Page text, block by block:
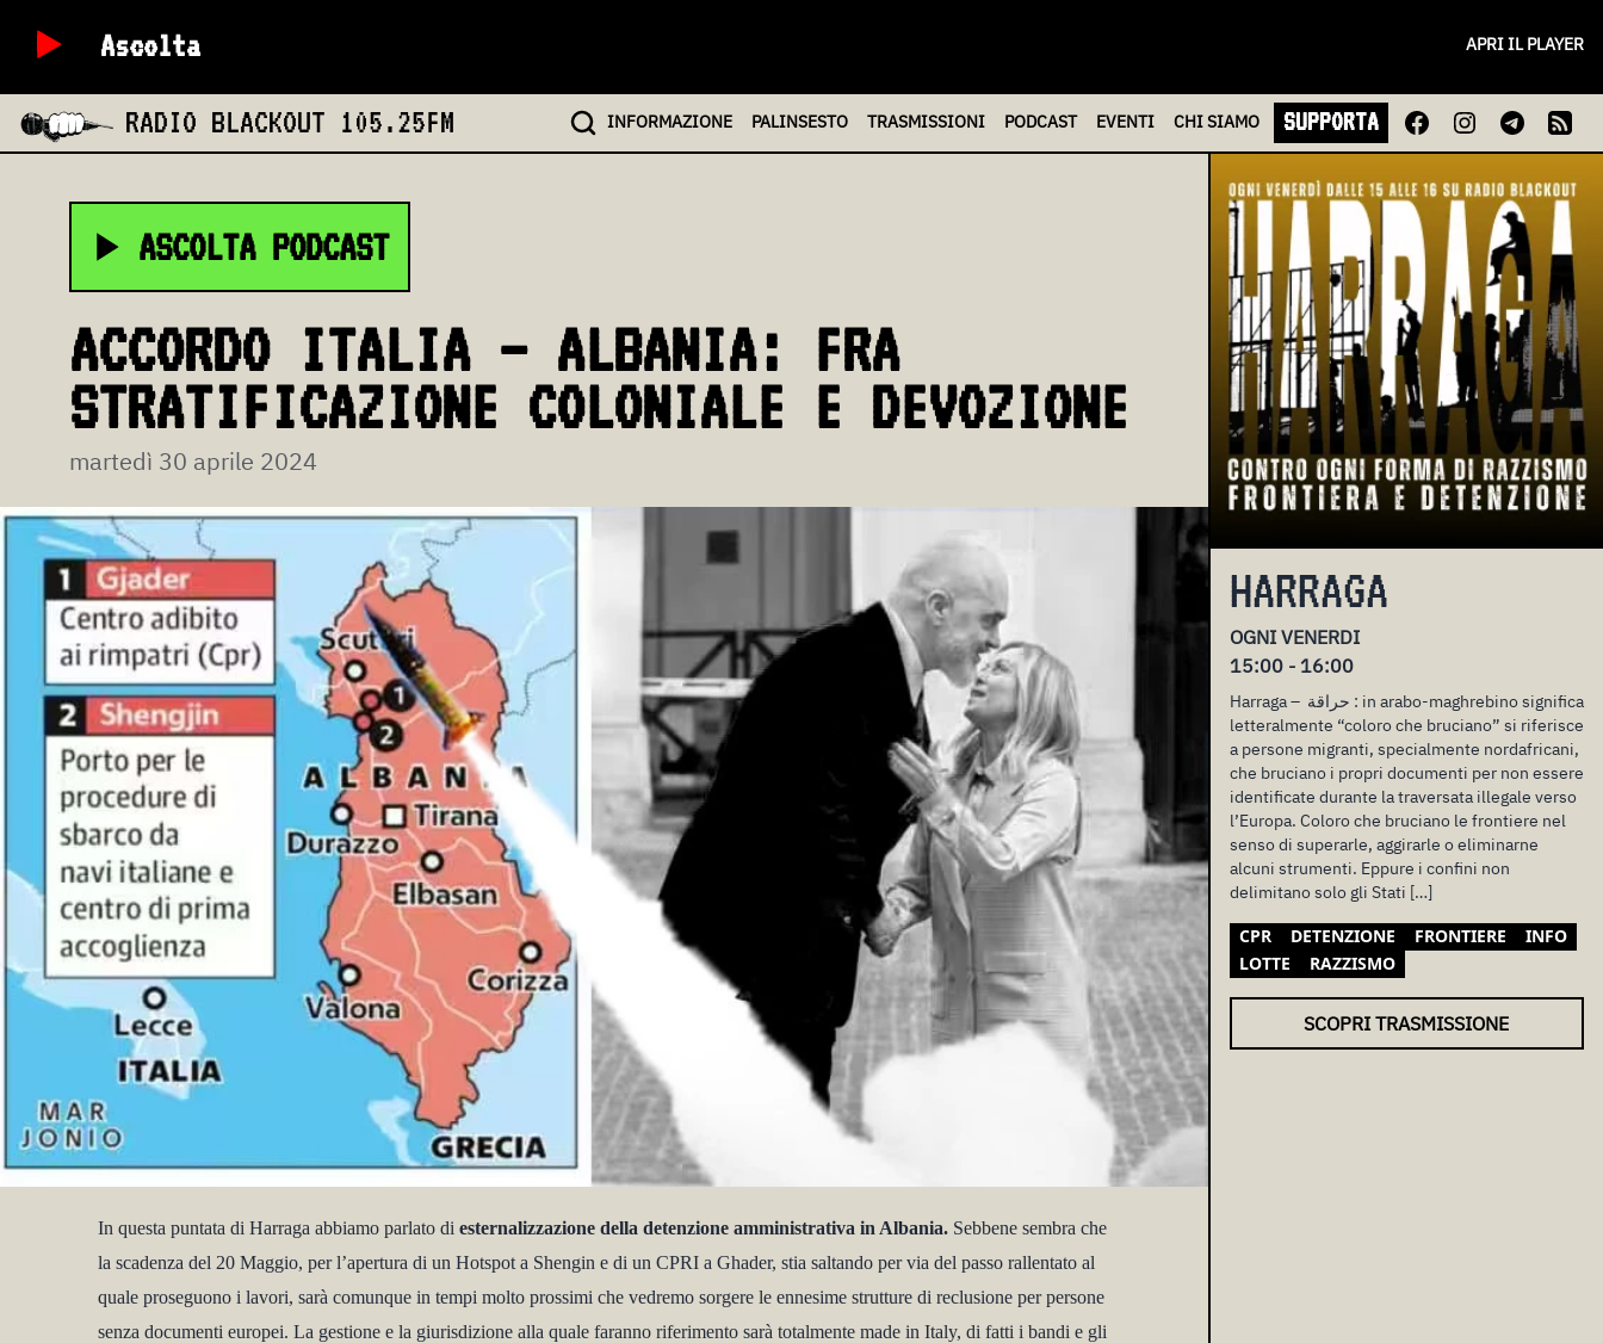
Ascolta APRI IL PLAYER
RADIO BLACKOUT 105.25FM INFORMAZIONE PALINSESTO TRASMISSIONI PODCAST EVENTI CHISIAMO SUPPORTA
ASCOLTA PODCAST
ACCORDO ITALIA – ALBANIA: FRA
STRATIFICAZIONE COLONIALE E DEVOZIONE
martedì 30 aprile 2024
In questa puntata di Harraga abbiamo parlato diesternalizzazione della detenzione amministrativa in Albania. Sebbene sembra che
la scadenza del 20 Maggio, per l’apertura di un Hotspot a Shengin e di un CPRI a Ghader, stia saltando per via del passo rallentato al
quale proseguono i lavori, sarà comunque in tempi molto prossimi che vedremo sorgere le ennesime strutture di reclusione per persone
senza documenti europei. La gestione e la giurisdizione alla quale faranno riferimento sarà totalmente made in Italy, di fatti i bandi e gli
HARRAGA
OGNI VENERDI
15:00 - 16:00
Harraga – حراقة : in arabo-maghrebino significa
letteralmente “coloro che bruciano” si riferisce
a persone migranti, specialmente nordafricani,
che bruciano i propri documenti per non essere
identificate durante la traversata illegale verso
l’Europa. Coloro che bruciano le frontiere nel
senso di superarle, aggirarle o eliminarne
alcuni strumenti. Eppure i confini non
delimitano solo gli Stati […]
CPR DETENZIONE FRONTIERE
INFO
LOTTE
RAZZISMO
SCOPRI TRASMISSIONE